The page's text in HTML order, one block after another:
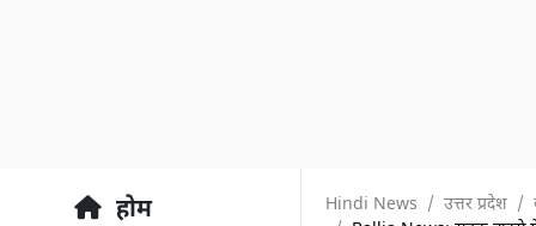
होम
Hindi News उत्तर प्रदेश